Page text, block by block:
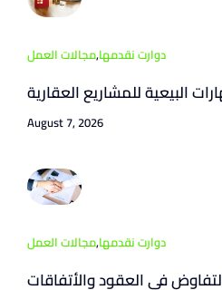
دوارت نقدمها,مجالات العمل
البيعية للمشاريع العقارية
August 7, 2026
دوارت نقدمها,مجالات العمل
في العقود والأتفاقات